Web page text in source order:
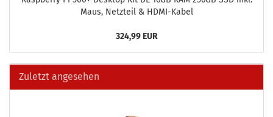
Maus, Netz­teil & HDMI-​Kabel
324,99 EUR
Zuletzt angesehen